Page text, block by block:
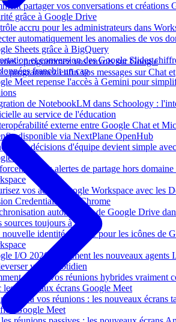
partager vos conversations et créations
grâce à Google Drive
accru pour les administrateurs dans
automatiquement les anomalies de vos
Sheets grâce à BigQuery
et conversion des Google Slides
franchit un cap
Meet repense l'accès à Gemini pour
de NotebookLM dans Schoology :
au service de l'éducation
externe entre Google Chat et
disponible via NextPlane OpenHub
des décisions d'équipe devient simple
Chat
des alertes de partage hors
vos accès Google Workspace avec les
Credentials dans Chrome
automatique de Google Drive
sources toujours à jour
nouvelle identité visuelle pour les icônes de
I/O 2026 : comment les nouveaux agents
votre quotidien
rendre vos réunions hybrides vraiment
les nouveaux écrans Google Meet
vie à vos réunions : les nouveaux écrans
Google Meet
: programmez vos envois sur Google
: programmez enfin vos messages sur Chat et